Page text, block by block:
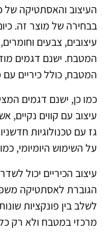
העיצוב והאסתטיקה של
בבחירה של מוצר זה.
עיצובים, צבעים
המטבח. ישנם דגמים
המטבח, כולל כיריים
כמו כן, ישנם דגמים
עיצוב עם קווים נקיים,
גז עם טכנולוגיות
על השימוש היומיומי,
עיצוב הכיריים יכול
הגוברת לאסתטיקה
לשלב בין פונקציות
מרכזי במטבח ולא רק